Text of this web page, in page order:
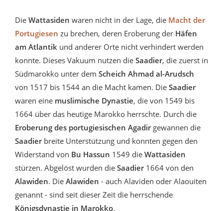
Die Wattasiden waren nicht in der Lage, die Macht der
Portugiesen zu brechen, deren Eroberung der Häfen
am Atlantik und anderer Orte nicht verhindert werden
konnte. Dieses Vakuum nutzen die Saadier, die zuerst in
Südmarokko unter dem Scheich Ahmad al-Arudsch
von 1517 bis 1544 an die Macht kamen. Die Saadier
waren eine muslimische Dynastie, die von 1549 bis
1664 über das heutige Marokko herrschte. Durch die
Eroberung des portugiesischen Agadirgewannen die
Saadier breite Unterstützung und konnten gegen den
Widerstand von Bu Hassun 1549 die Wattasiden
stürzen. Abgelöst wurden die Saadier1664 von den
Alawiden. Die Alawiden - auch Alaviden oder Alaouiten
genannt - sind seit dieser Zeit die herrschende
Königsdynastie in Marokko.